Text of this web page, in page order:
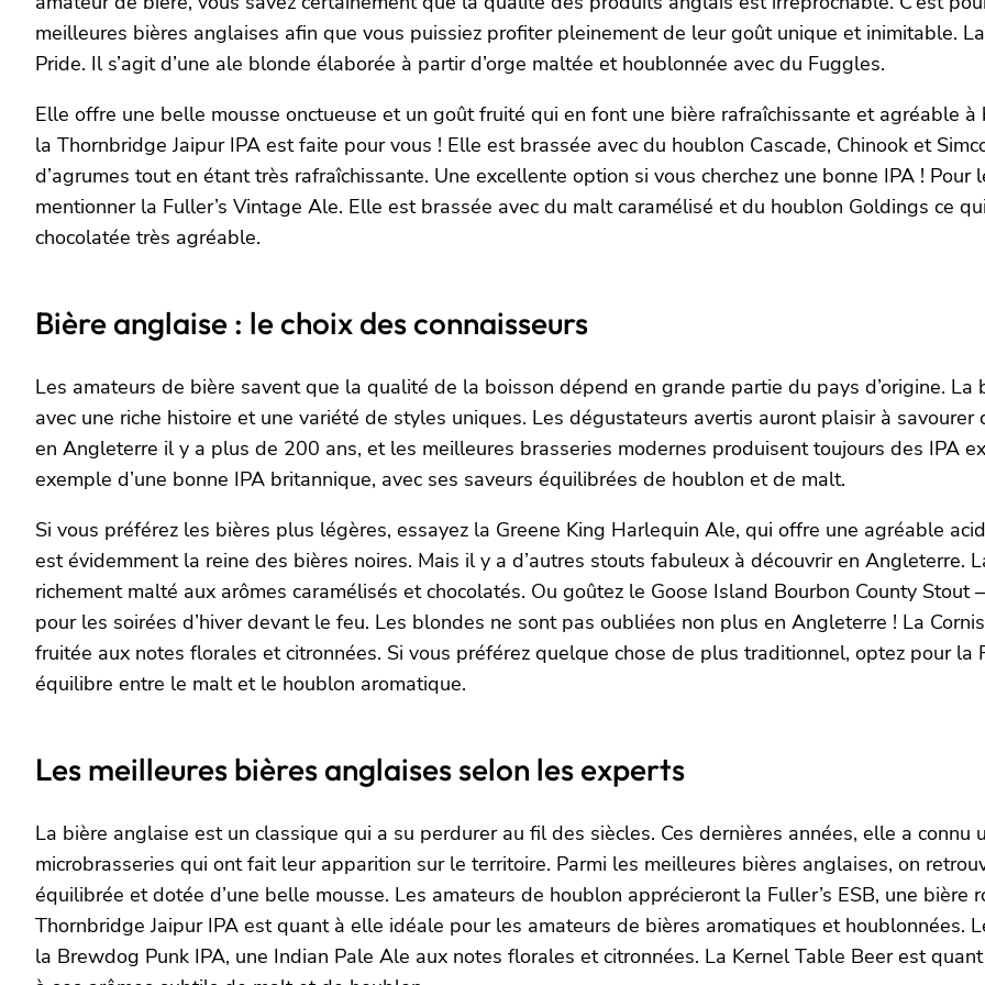
meilleures bières anglaises afin que vous puissiez profiter pleinement de leur goût unique et inimitable.
Pride. Il s’agit d’une ale blonde élaborée à partir d’orge maltée et houblonnée avec du Fuggles.
Elle offre une belle mousse onctueuse et un goût fruité qui en font une bière rafraîchissante et agréable
la Thornbridge Jaipur IPA est faite pour vous ! Elle est brassée avec du houblon Cascade, Chinook et
d’agrumes tout en étant très rafraîchissante. Une excellente option si vous cherchez une bonne IPA !
mentionner la Fuller’s Vintage Ale. Elle est brassée avec du malt caramélisé et du houblon Goldings ce
chocolatée très agréable.
Bière anglaise : le choix des connaisseurs
Les amateurs de bière savent que la qualité de la boisson dépend en grande partie du pays d’origine.
avec une riche histoire et une variété de styles uniques. Les dégustateurs avertis auront plaisir à
en Angleterre il y a plus de 200 ans, et les meilleures brasseries modernes produisent toujours des IPA
exemple d’une bonne IPA britannique, avec ses saveurs équilibrées de houblon et de malt.
Si vous préférez les bières plus légères, essayez la Greene King Harlequin Ale, qui offre une agréable
est évidemment la reine des bières noires. Mais il y a d’autres stouts fabuleux à découvrir en Angleterre.
richement malté aux arômes caramélisés et chocolatés. Ou goûtez le Goose Island Bourbon County
pour les soirées d’hiver devant le feu. Les blondes ne sont pas oubliées non plus en Angleterre ! La
fruitée aux notes florales et citronnées. Si vous préférez quelque chose de plus traditionnel, optez pour la
équilibre entre le malt et le houblon aromatique.
Les meilleures bières anglaises selon les experts
La bière anglaise est un classique qui a su perdurer au fil des siècles. Ces dernières années, elle a connu
microbrasseries qui ont fait leur apparition sur le territoire. Parmi les meilleures bières anglaises, on
équilibrée et dotée d’une belle mousse. Les amateurs de houblon apprécieront la Fuller’s ESB, une bière
Thornbridge Jaipur IPA est quant à elle idéale pour les amateurs de bières aromatiques et houblonnées.
la Brewdog Punk IPA, une Indian Pale Ale aux notes florales et citronnées. La Kernel Table Beer est